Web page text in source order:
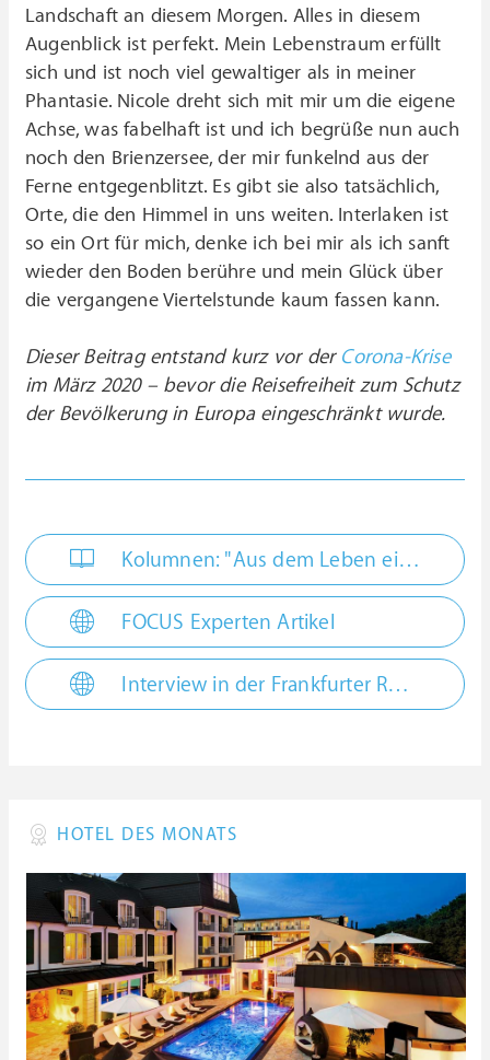
Landschaft an diesem Morgen. Alles in diesem
Augenblick ist perfekt. Mein Lebenstraum erfüllt
sich und ist noch viel gewaltiger als in meiner
Phantasie. Nicole dreht sich mit mir um die eigene
Achse, was fabelhaft ist und ich begrüße nun auch
noch den Brienzersee, der mir funkelnd aus der
Ferne entgegenblitzt. Es gibt sie also tatsächlich,
Orte, die den Himmel in uns weiten. Interlaken ist
so ein Ort für mich, denke ich bei mir als ich sanft
wieder den Boden berühre und mein Glück über
die vergangene Viertelstunde kaum fassen kann.
Dieser Beitrag entstand kurz vor der Corona-Krise
im März 2020 – bevor die Reisefreiheit zum Schutz
der Bevölkerung in Europa eingeschränkt wurde.
Kolumnen: "Aus dem Leben einer Hoteltesterin"
FOCUS Experten Artikel
Interview in der Frankfurter Rundschau
HOTEL DES MONATS